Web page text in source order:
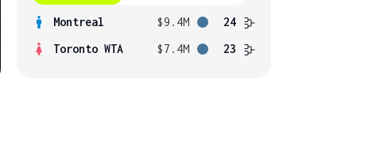
Montreal $9.4M
24
Toronto WTA
$7.4M 23